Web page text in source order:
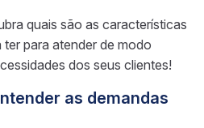
quais são as características
para atender de modo
dos seus clientes!
as demandas